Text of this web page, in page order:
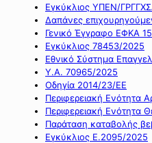
Εγκύκλιος ΥΠΕΝ/
Δαπάνες
Γενικό Έγγραφο ΕΦΚΑ
Εγκύκλιος 78453/2025
Εθνικό Σύστημα
Υ.Α. 70965/2025
Οδηγία 2014/23/ΕΕ
Περιφερειακή Ενότητα
Περιφερειακή Ενότητα
Παράταση καταβολής
Εγκύκλιος Ε.2095/2025